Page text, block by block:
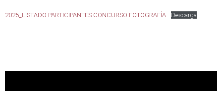
2025_LISTADO PARTICIPANTES CONCURSO FOTOGRAFÍA Descarga